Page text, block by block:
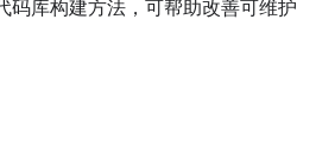
码库构建方法，可帮助改善可维护